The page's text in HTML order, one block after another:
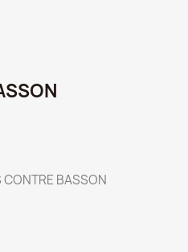
CONTRE BASSON